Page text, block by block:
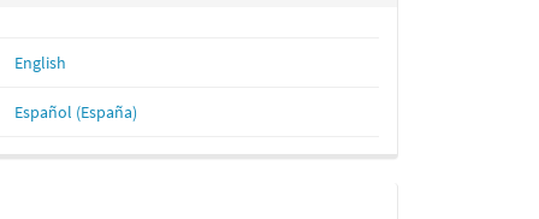
English
Español (España)